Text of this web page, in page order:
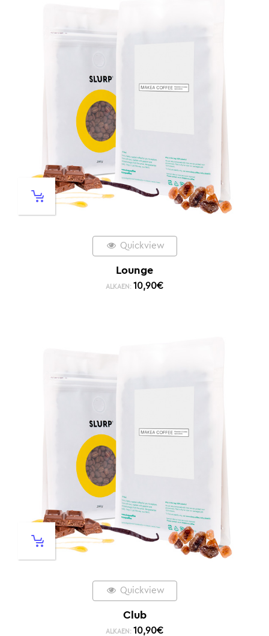
Quickview
Lounge
ALKAEN: 10,90€
Quickview
Club
ALKAEN: 10,90€